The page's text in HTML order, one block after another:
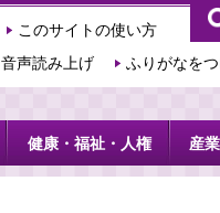
このサイトの使い方
音声読み上げ
ふりがなを
健康・福祉・人権 産